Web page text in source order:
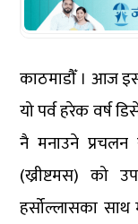
काठमाडौँ । आज
यो पर्व हरेक वर्ष
नै मनाउने
(ख्रीष्टमस) को
हर्सोल्लासका